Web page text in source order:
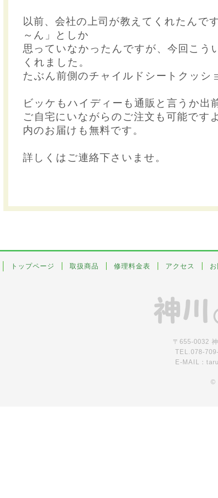
以前、会社の上司が教えてくれたんで
～ん」としか
思っていなかったんですが、今回こう
くれました。
たぶん前側のチャイルドシートクッシ
ビッケもハイディーも通販と言うか出
ご自宅にいながらのご注文も可能です
内のお届けも無料です。
詳しくはご連絡下さいませ。
トップページ 取扱商品 修理料金表 アクセス
〒655-0032
TEL.078-
E-MAIL：
©